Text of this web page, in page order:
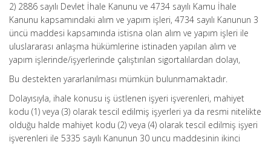
2) 2886 sayılı Devlet İhale Kanunu ve 4734 sayılı Kamu İhale
Kanunu kapsamındaki alım ve yapım işleri, 4734 sayılı Kanunun 3
üncü maddesi kapsamında istisna olan alım ve yapım işleri ile
uluslararası anlaşma hükümlerine istinaden yapılan alım ve
yapım işlerinde/işyerlerinde çalıştırılan sigortalılardan dolayı,
Bu destekten yararlanılması mümkün bulunmamaktadır.
Dolayısıyla, ihale konusu iş üstlenen işyeri işverenleri, mahiyet
kodu (1) veya (3) olarak tescil edilmiş işyerleri ya da resmi nitelikte
olduğu halde mahiyet kodu (2) veya (4) olarak tescil edilmiş işyeri
işverenleri ile 5335 sayılı Kanunun 30 uncu maddesinin ikinci